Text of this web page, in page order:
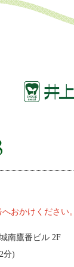
おかけください。
南鷹番ビル 2F
分)